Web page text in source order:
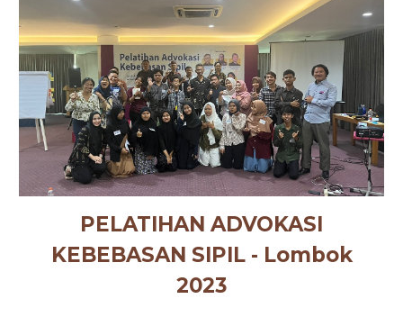
PELATIHAN ADVOKASI
KEBEBASAN SIPIL - Lombok
2023